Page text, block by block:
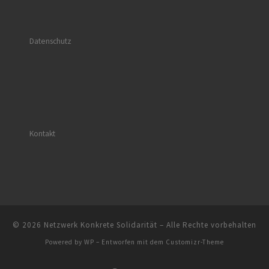
Datenschutz
Kontakt
© 2026 Netzwerk Konkrete Solidarität – Alle Rechte vorbehalten
Powered by WP – Entworfen mit dem Customizr-Theme